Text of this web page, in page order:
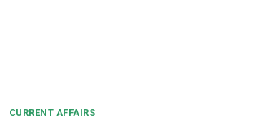
CURRENT AFFAIRS